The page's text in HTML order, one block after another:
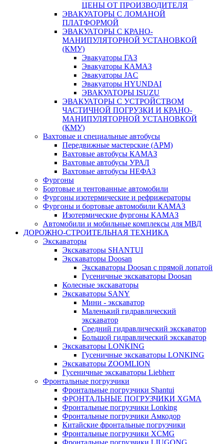
ЦЕНЫ ОТ ПРОИЗВОДИТЕЛЯ
ЭВАКУАТОРЫ С ЛОМАНОЙ
ПЛАТФОРМОЙ
ЭВАКУАТОРЫ С КРАНО-
МАНИПУЛЯТОРНОЙ УСТАНОВКОЙ
(КМУ)
Эвакуаторы ГАЗ
Эвакуаторы КАМАЗ
Эвакуаторы JAC
Эвакуаторы HYUNDAI
ЭВАКУАТОРЫ ISUZU
ЭВАКУАТОРЫ С УСТРОЙСТВОМ
ЧАСТИЧНОЙ ПОГРУЗКИ И КРАНО-
МАНИПУЛЯТОРНОЙ УСТАНОВКОЙ
(КМУ)
Вахтовые и специальные автобусы
Передвижные мастерские (АРМ)
Вахтовые автобусы КАМАЗ
Вахтовые автобусы УРАЛ
Вахтовые автобусы НЕФАЗ
Фургоны
Бортовые и тентованные автомобили
Фургоны изотермические и рефрижераторы
Фургоны и бортовые автомобили КАМАЗ
Изотермические фургоны КАМАЗ
Автомобили и мобильные комплексы для МВД
ДОРОЖНО-СТРОИТЕЛЬНАЯ ТЕХНИКА
Экскаваторы
Экскаваторы SHANTUI
Экскаваторы Doosan
Экскаваторы Doosan с прямой лопатой
Гусеничные экскаваторы Doosan
Колесные экскаваторы
Экскаватоpы SANY
Мини - экскаватор
Маленький гидравлический
экскаватор
Средний гидравлический экскаватор
Большой гидравлический экскаватор
Экскаваторы LONKING
Гусеничные экскаваторы LONKING
Экскаваторы ZOOMLION
Гусеничные экскаваторы Liebherr
Фронтальные погрузчики
Фронтальные погрузчики Shantui
ФРОНТАЛЬНЫЕ ПОГРУЗЧИКИ XGMA
Фронтальные погрузчики Lonking
Фронтальные погрузчики Амкодор
Китайские фронтальные погрузчики
Фронтальные погрузчики XCMG
Фронтальные погрузчики LIUGONG